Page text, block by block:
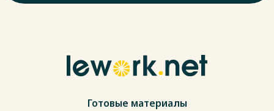
Готовые материалы